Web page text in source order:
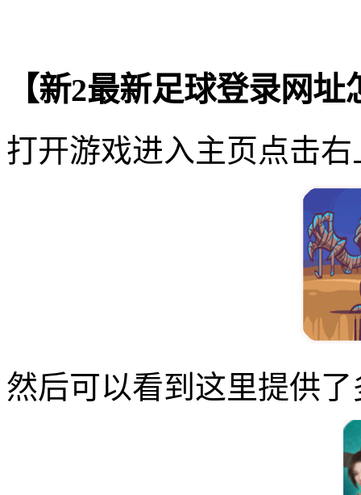
【新2最新足球登录网
打开游戏进入主页点击
然后可以看到这里提供